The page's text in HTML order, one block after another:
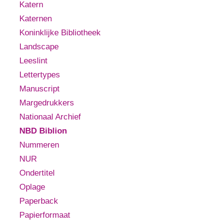
Katern
Katernen
Koninklijke Bibliotheek
Landscape
Leeslint
Lettertypes
Manuscript
Margedrukkers
Nationaal Archief
NBD Biblion
Nummeren
NUR
Ondertitel
Oplage
Paperback
Papierformaat